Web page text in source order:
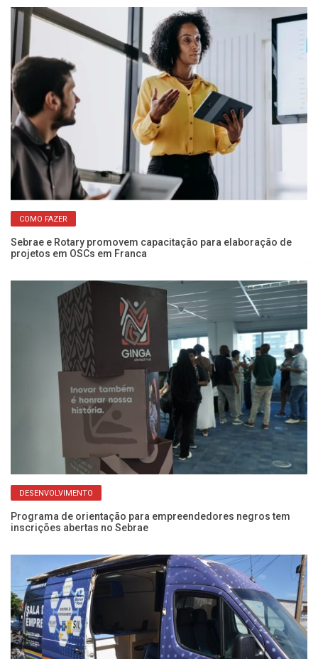
COMO FAZER
Sebrae e Rotary promovem capacitação para elaboração de
projetos em OSCs em Franca
DESENVOLVIMENTO
Programa de orientação para empreendedores negros tem
inscrições abertas no Sebrae